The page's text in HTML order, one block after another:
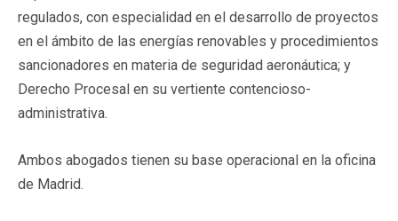
regulados, con especialidad en el desarrollo de proyectos
en el ámbito de las energías renovables y procedimientos
sancionadores en materia de seguridad aeronáutica; y
Derecho Procesal en su vertiente contencioso-
administrativa.
Ambos abogados tienen su base operacional en la oficina
de Madrid.